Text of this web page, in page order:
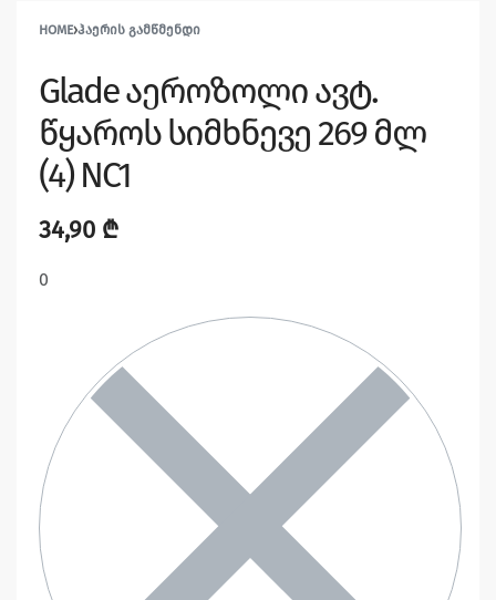
HOME›ᲰᲐᲔᲠᲘᲡ ᲒᲐᲛᲬᲛᲔᲜᲓᲘ
Glade აეროზოლი ავტ.
წყაროს სიმხნევე 269 მლ
(4) NC1
34,90 ₾
0